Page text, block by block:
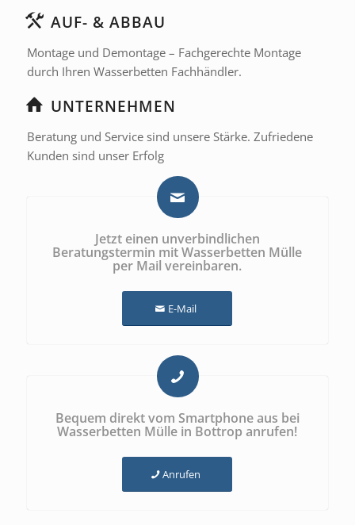
AUF- & ABBAU
Montage und Demontage – Fachgerechte Montage
durch Ihren Wasserbetten Fachhändler.
UNTERNEHMEN
Beratung und Service sind unsere Stärke. Zufriedene
Kunden sind unser Erfolg
Jetzt einen unverbindlichen
Beratungstermin mit Wasserbetten Mülle
per Mail vereinbaren.
E-Mail
Bequem direkt vom Smartphone aus bei
Wasserbetten Mülle in Bottrop anrufen!
Anrufen